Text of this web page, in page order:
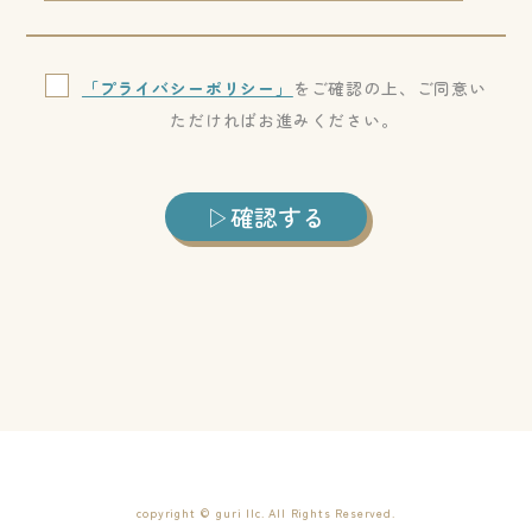
「プライバシーポリシー」 をご確認の上、ご同意い
ただければお進みください。
確認する
copyright © guri llc. All Rights Reserved.